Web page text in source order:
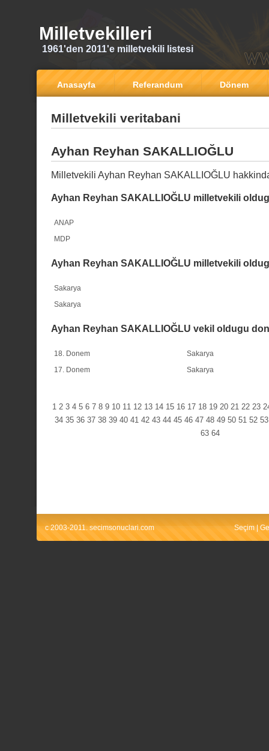
Milletvekilleri
1961'den 2011'e milletvekili listesi
Anasayfa Referandum Dönem
Milletvekili veritabani
Ayhan Reyhan SAKALLIOĞLU
Milletvekili Ayhan Reyhan SAKALLIOĞLU
Ayhan Reyhan SAKALLIOĞLU milletvekili
ANAP
MDP
Ayhan Reyhan SAKALLIOĞLU milletvekili
Sakarya
Sakarya
Ayhan Reyhan SAKALLIOĞLU vekil oldugu
18. Donem
Sakarya
17. Donem
Sakarya
1 2 3 4 5 6 7 8 9 10 11 12 13 14 15 16 17 18 19 20 21 22 23
34 35 36 37 38 39 40 41 42 43 44 45 46 47 48 49 50 51 52 53
63 64
c 2003-2011. secimsonuclari.com Seçim